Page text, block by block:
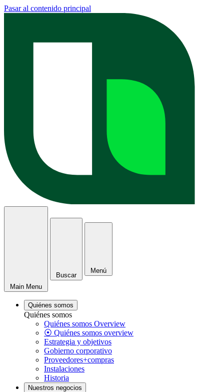
Pasar al contenido principal
Main Menu
Buscar
Menú
Quiénes somos
Quiénes somos
Quiénes somos Overview
⦿ Quiénes somos overview
Estrategia y objetivos
Gobierno corporativo
Proveedores+compras
Instalaciones
Historia
Nuestros negocios